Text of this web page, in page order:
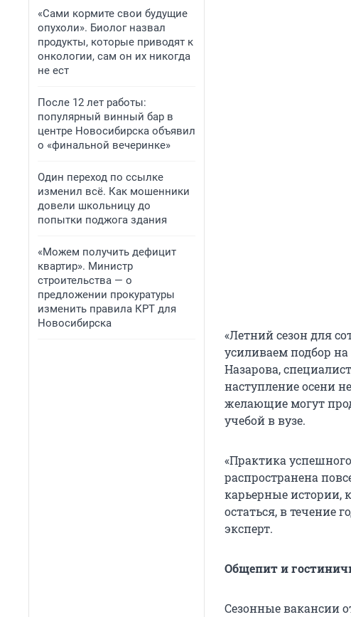
«Сами кормите свои будущие
опухоли». Биолог назвал
продукты, которые приводят к
онкологии, сам он их никогда
не ест
После 12 лет работы:
популярный винный бар в
центре Новосибирска объявил
о «финальной вечеринке»
Один переход по ссылке
изменил всё. Как мошенники
довели школьницу до
попытки поджога здания
«Можем получить дефицит
квартир». Министр
строительства — о
предложении прокуратуры
изменить правила КРТ для
Новосибирска
«Летний сезон для
усиливаем подбор
Назарова,
наступление осени
желающие могут
учебой в вузе.
«Практика
распространена
карьерные истории,
остаться, в течение
эксперт.
Общепит и
Сезонные вакансии